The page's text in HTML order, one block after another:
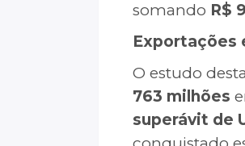
somando R$
Exportações
O estudo
763 milhões
superávit de